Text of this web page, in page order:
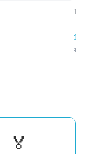
Tủ quần
15.300.000
🏅